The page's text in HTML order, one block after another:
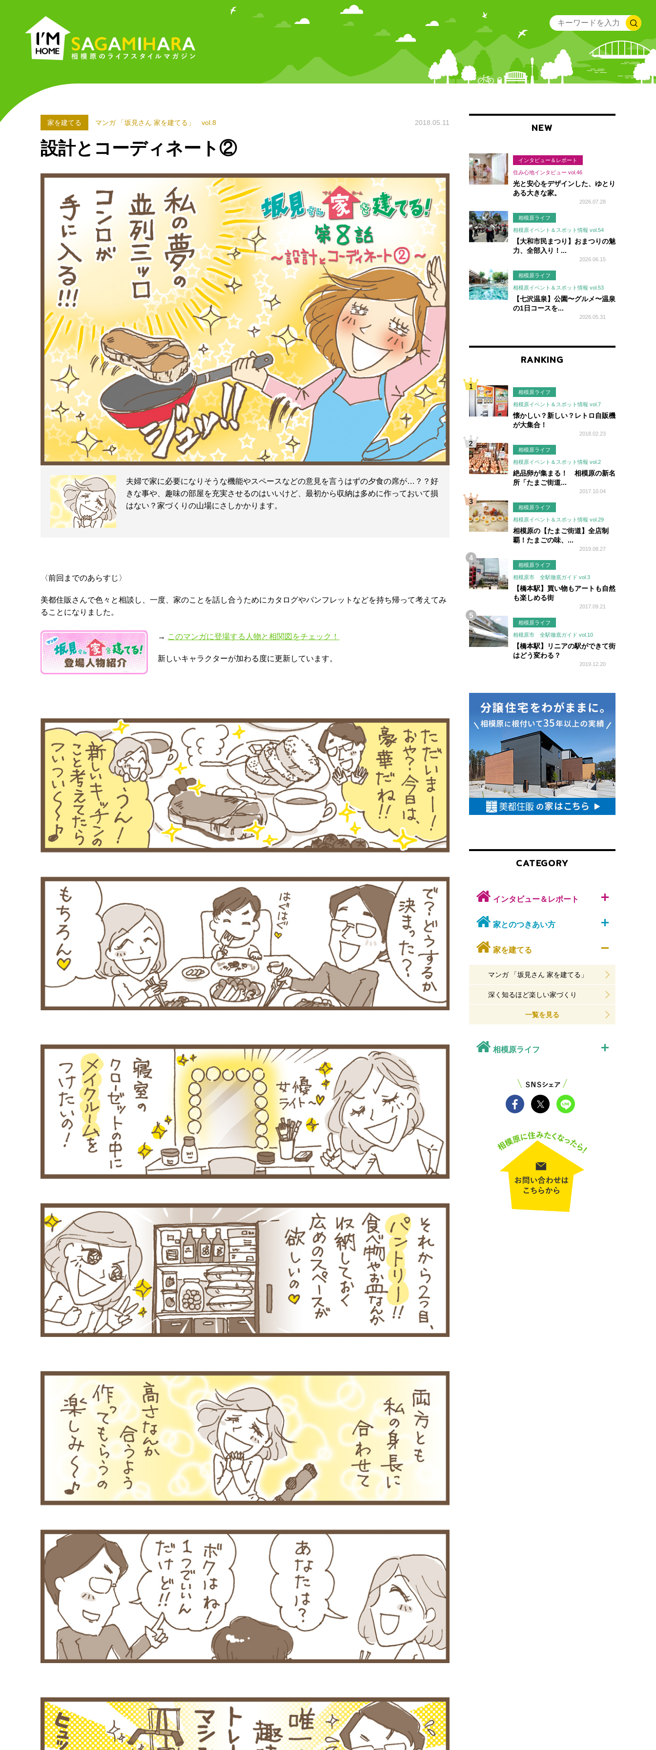
I'M
HOME
SAGAMIHARA
模
原
の
ラ
イ
2018.05.11
家を建てる マンガ 「坂見さん 家を建てる」 vol.8
設計とコーディネート②
夫婦で家に必要になりそうな機能やスペースなどの意見を言うはずの夕食の席が…？？好
きな事や、趣味の部屋を充実させるのはいいけど、最初から収納は多めに作っておいて損
はない？家づくりの山場にさしかかります。
〈前回までのあらすじ〉
美都住販さんで色々と相談し、一度、家のことを話し合うためにカタログやパンフレットなどを持ち帰って考えてみ
ることになりました。
→ このマンガに登場する人物と相関図をチェック！
新しいキャラクターが加わる度に更新しています。
NEW
インタビュー＆レポート
住み心地インタビュー vol.46
光と安心をデザインした、ゆとり
ある大きな家。
2026.07.28
相模原ライフ
相模原イベント＆スポット情報 vol.54
【大和市民まつり】おまつりの魅
力、全部入り！...
2026.06.15
相模原ライフ
相模原イベント＆スポット情報 vol.53
【七沢温泉】公園〜グルメ〜温泉
の1日コースを...
2026.05.31
RANKING
相模原ライフ
相模原イベント＆スポット情報 vol.7
懐かしい？新しい？レトロ自販機
が大集合！
2018.02.23
相模原ライフ
相模原イベント＆スポット情報 vol.2
絶品卵が集まる！ 相模原の新名
所「たまご街道...
2017.10.04
相模原ライフ
相模原イベント＆スポット情報 vol.29
相模原の【たまご街道】全店制
覇！たまごの味、...
2019.08.27
相模原ライフ
相模原市 全駅徹底ガイド vol.3
【橋本駅】買い物もアートも自然
も楽しめる街
2017.09.21
相模原ライフ
相模原市 全駅徹底ガイド vol.10
【橋本駅】リニアの駅ができて街
はどう変わる？
2019.12.20
す
す
め
CATEGORY
インタビュー＆レポート
家とのつきあい方
家を建てる
マンガ 「坂見さん 家を建てる」
深く知るほど楽しい家づくり
一覧を見る
相模原ライフ